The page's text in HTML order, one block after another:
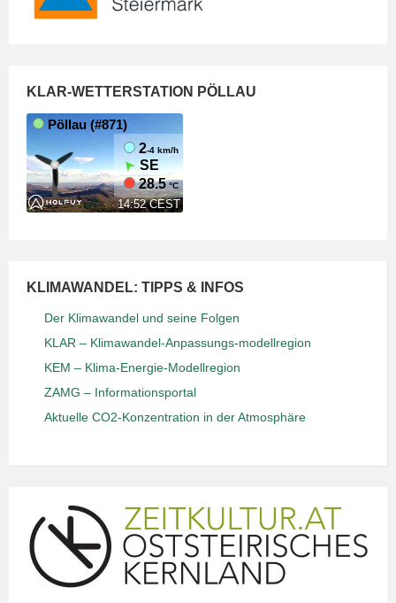
KLAR-WETTERSTATION PÖLLAU
KLIMAWANDEL: TIPPS & INFOS
Der Klimawandel und seine Folgen
KLAR – Klimawandel-Anpassungs-modellregion
KEM – Klima-Energie-Modellregion
ZAMG – Informationsportal
Aktuelle CO2-Konzentration in der Atmosphäre